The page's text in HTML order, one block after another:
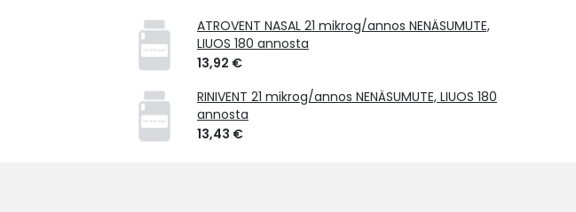
ATROVENT NASAL 21 mikrog/annos NENÄSUMUTE,
LIUOS 180 annosta
13,92 €
RINIVENT 21 mikrog/annos NENÄSUMUTE, LIUOS 180
annosta
13,43 €